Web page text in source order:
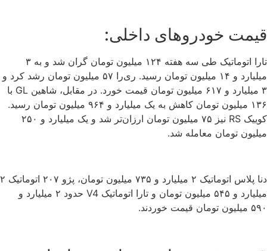
قیمت خودروهای داخلی:
تارا اتوماتیک طی سه هفته ۱۲۴ میلیون تومان گران شد و به ۳
میلیارد و ۱۴ میلیون تومان رسید. ری‌را ۵۷ میلیون تومان رشد کرد و
۳ میلیارد و ۶۱۷ میلیون تومان قیمت خورد. در مقابل، شاهین GL با
۱۳۶ میلیون تومان کاهش به یک میلیارد و ۹۶۴ میلیون تومان رسید.
کوییک RS نیز ۷۵ میلیون تومان ارزان‌تر شد و یک میلیارد و ۲۵۰
میلیون تومان معامله شد.
دنا پلاس اتوماتیک ۲ میلیارد و ۷۳۵ میلیون تومان، پژو ۲۰۷ اتوماتیک ۲
میلیارد و ۵۴۵ میلیون تومان و تارا اتوماتیک V4 حدود ۲ میلیارد و
۵۹۰ میلیون تومان قیمت خوردند.